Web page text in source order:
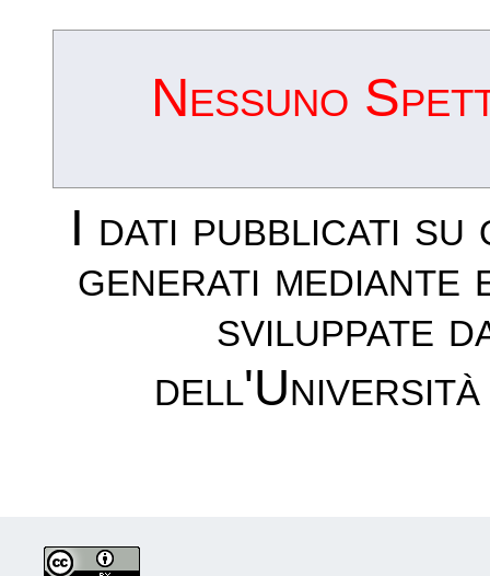
Nessuno
I dati pubblicati su
generati mediante
sviluppate